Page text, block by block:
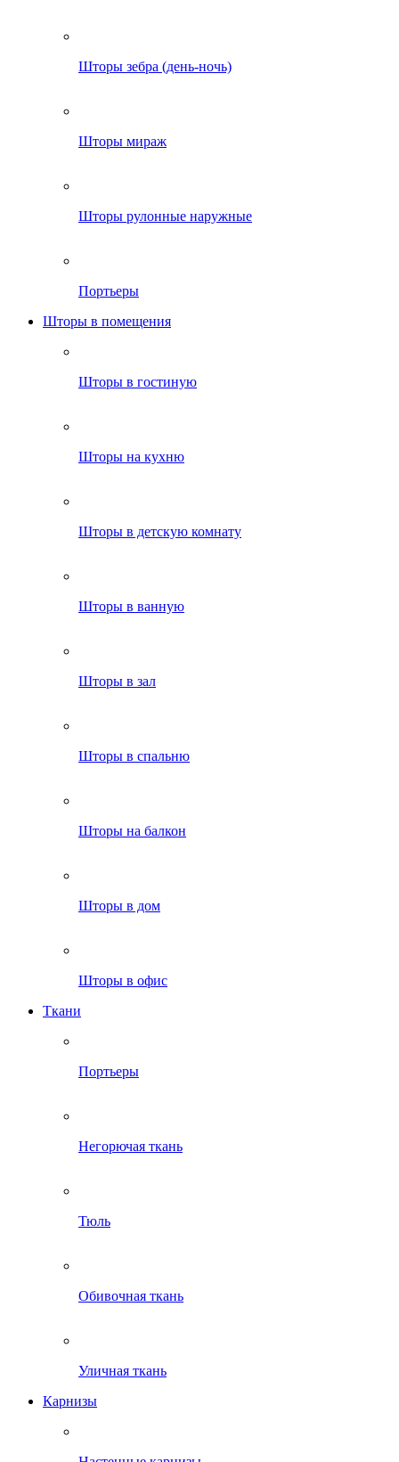
Шторы зебра (день-ночь)
Шторы мираж
Шторы рулонные наружные
Портьеры
Шторы в помещения
Шторы в гостиную
Шторы на кухню
Шторы в детскую комнату
Шторы в ванную
Шторы в зал
Шторы в спальню
Шторы на балкон
Шторы в дом
Шторы в офис
Ткани
Портьеры
Негорючая ткань
Тюль
Обивочная ткань
Уличная ткань
Карнизы